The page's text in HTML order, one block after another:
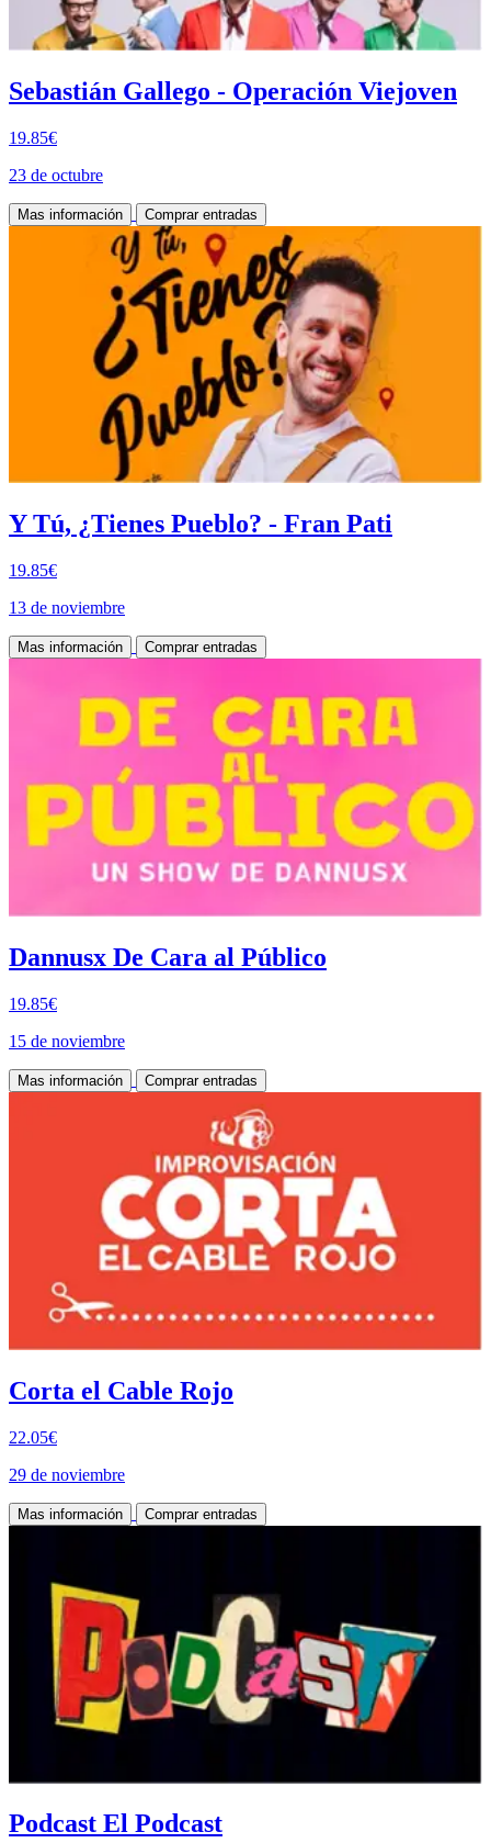
Sebastián Gallego - Operación Viejoven
19.85€
23 de octubre
Mas información Comprar entradas
Y Tú, ¿Tienes Pueblo? - Fran Pati
19.85€
13 de noviembre
Mas información Comprar entradas
Dannusx De Cara al Público
19.85€
15 de noviembre
Mas información Comprar entradas
Corta el Cable Rojo
22.05€
29 de noviembre
Mas información Comprar entradas
Podcast El Podcast